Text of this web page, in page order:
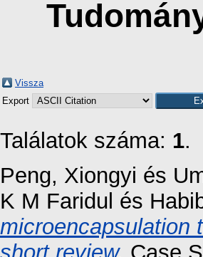
Vissza
Export
Találatok száma: 1.
Peng, Xiongyi és
K M Faridul és
microencapsulation